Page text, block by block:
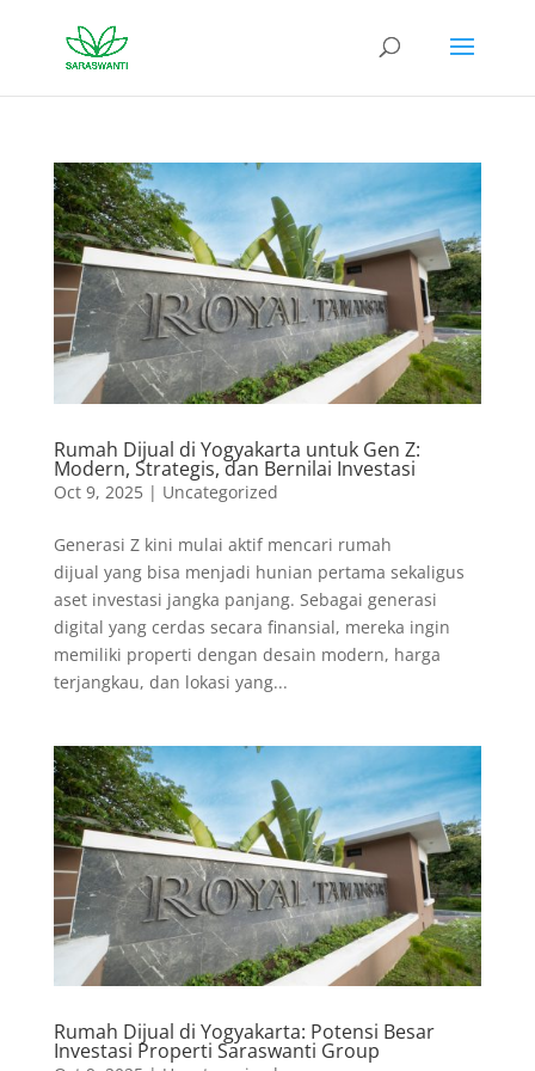
Rumah Dijual di Yogyakarta untuk Gen Z:
Modern, Strategis, dan Bernilai Investasi
Oct 9, 2025| Uncategorized
Generasi Z kini mulai aktif mencari rumah
dijual yang bisa menjadi hunian pertama sekaligus
aset investasi jangka panjang. Sebagai generasi
digital yang cerdas secara finansial, mereka ingin
memiliki properti dengan desain modern, harga
terjangkau, dan lokasi yang...
Rumah Dijual di Yogyakarta: Potensi Besar
Investasi Properti Saraswanti Group